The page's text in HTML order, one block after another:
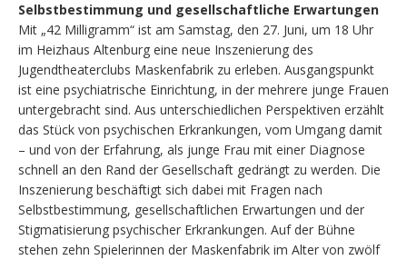
Selbstbestimmung und gesellschaftliche Erwartungen
Mit „42 Milligramm“ ist am Samstag, den 27. Juni, um 18 Uhr
im Heizhaus Altenburg eine neue Inszenierung des
Jugendtheaterclubs Maskenfabrik zu erleben. Ausgangspunkt
ist eine psychiatrische Einrichtung, in der mehrere junge Frauen
untergebracht sind. Aus unterschiedlichen Perspektiven erzählt
das Stück von psychischen Erkrankungen, vom Umgang damit
– und von der Erfahrung, als junge Frau mit einer Diagnose
schnell an den Rand der Gesellschaft gedrängt zu werden. Die
Inszenierung beschäftigt sich dabei mit Fragen nach
Selbstbestimmung, gesellschaftlichen Erwartungen und der
Stigmatisierung psychischer Erkrankungen. Auf der Bühne
stehen zehn Spielerinnen der Maskenfabrik im Alter von zwölf